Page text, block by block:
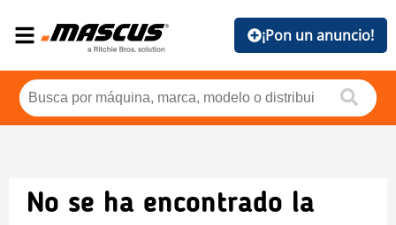
¡Pon un anuncio!
No se ha encontrado la